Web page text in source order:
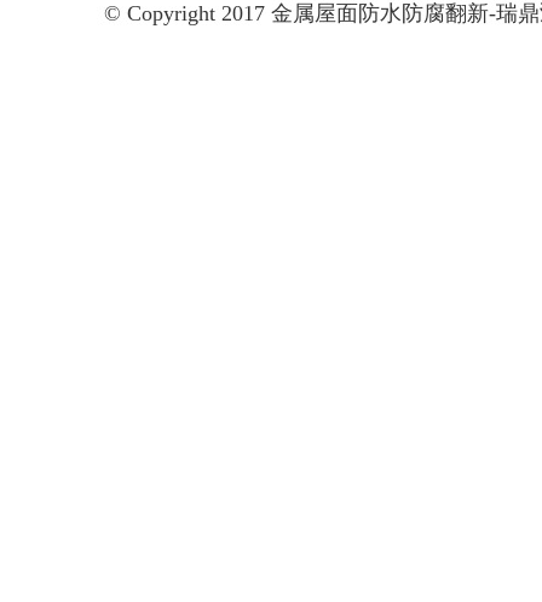
© Copyright 2017 金属屋面防水防腐翻新-瑞